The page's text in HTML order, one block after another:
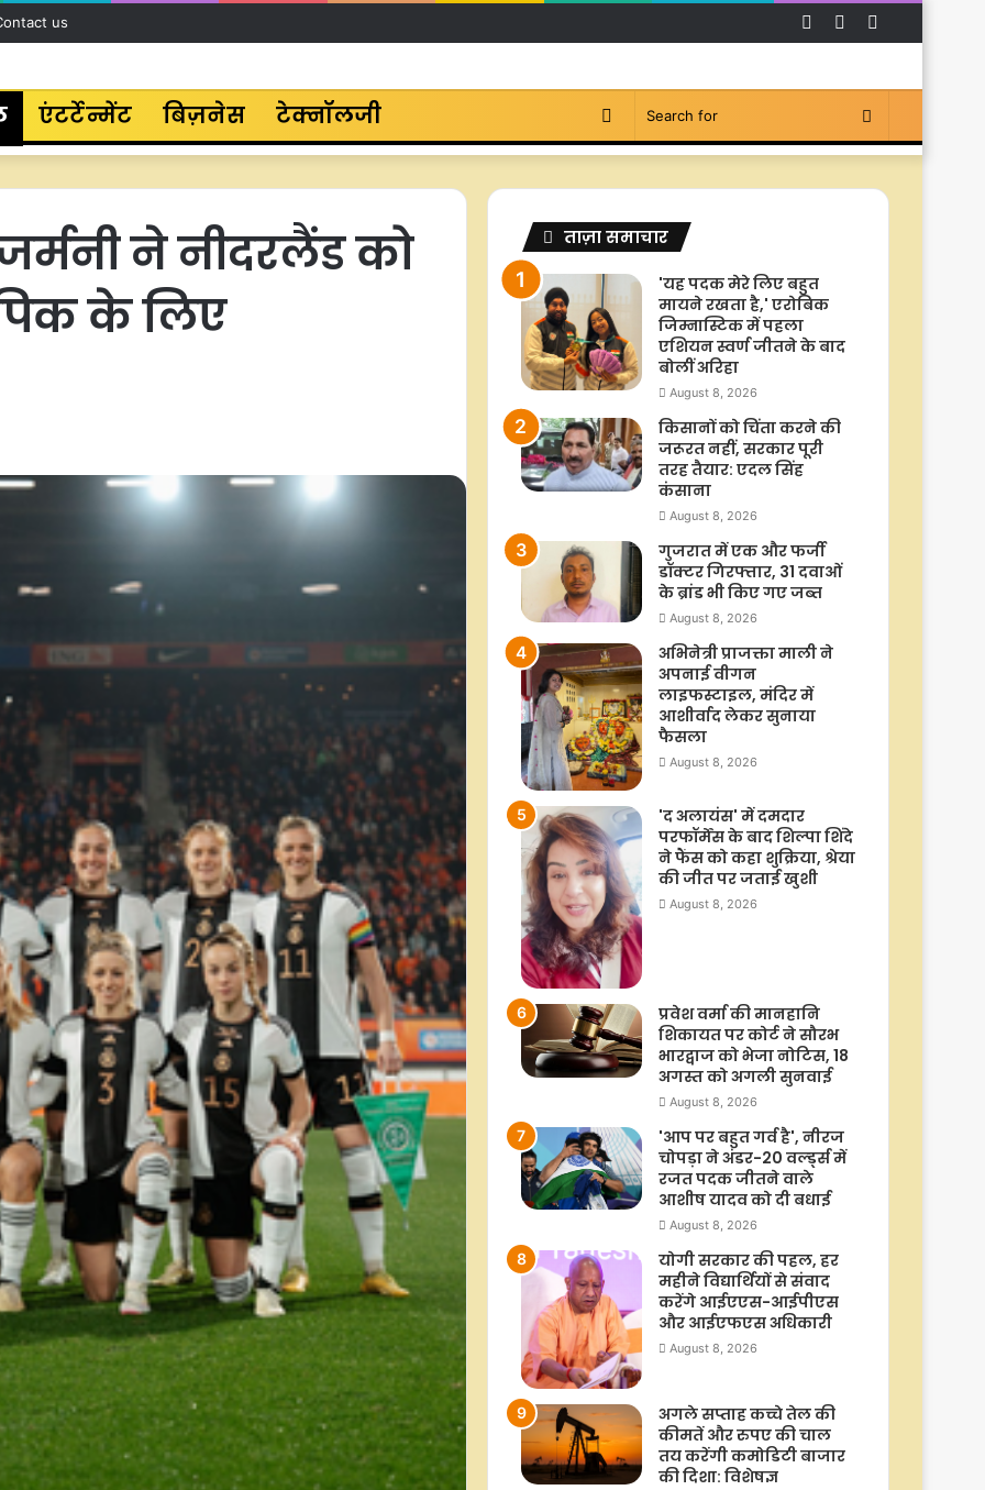
us YouTube
Facebook
एंटर्टेन्मेंट बिज़नेस टेक्नॉलजी Search
Switch
ने नीदरलैंड को
के लिए
ताज़ा समाचार
'यह पदक मेरे लिए बहुत
मायने रखता है,' एरोबिक
जिम्नास्टिक में पहला
एशियन स्वर्ण जीतने के बाद
बोलीं अरिहा
August 8, 2026
किसानों को चिंता करने की
जरूरत नहीं, सरकार पूरी
तरह तैयार: एदल सिंह
कंसाना
August 8, 2026
गुजरात में एक और फर्जी
डॉक्टर गिरफ्तार, 31 दवाओं
के ब्रांड भी किए गए जब्त
August 8, 2026
अभिनेत्री प्राजक्ता माली ने
अपनाई वीगन
लाइफस्टाइल, मंदिर में
आशीर्वाद लेकर सुनाया
फैसला
August 8, 2026
'द अलायंस' में दमदार
परफॉर्मेंस के बाद शिल्पा शिंदे
ने फैंस को कहा शुक्रिया, श्रेया
की जीत पर जताई खुशी
August 8, 2026
प्रवेश वर्मा की मानहानि
शिकायत पर कोर्ट ने सौरभ
भारद्वाज को भेजा नोटिस, 18
अगस्त को अगली सुनवाई
August 8, 2026
'आप पर बहुत गर्व है', नीरज
चोपड़ा ने अंडर-20 वर्ल्ड्स में
रजत पदक जीतने वाले
आशीष यादव को दी बधाई
August 8, 2026
योगी सरकार की पहल, हर
महीने विद्यार्थियों से संवाद
करेंगे आईएएस-आईपीएस
और आईएफएस अधिकारी
August 8, 2026
अगले सप्ताह कच्चे तेल की
कीमतें और रुपए की चाल
तय करेंगी कमोडिटी बाजार
की दिशा: विशेषज्ञ